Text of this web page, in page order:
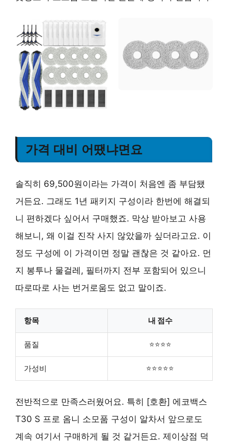
가격 대비 어땠냐면요
솔직히 69,500원이라는 가격이 처음엔 좀 부담됐
거든요. 그래도 1년 패키지 구성이라 한번에 해결되
니 편하겠다 싶어서 구매했죠. 막상 받아보고 사용
해보니, 왜 이걸 진작 사지 않았을까 싶더라고요. 이
정도 구성에 이 가격이면 정말 괜찮은 것 같아요. 먼
지 봉투나 물걸레, 필터까지 전부 포함되어 있으니
따로따로 사는 번거로움도 없고 말이죠.
항목 내 점수
품질 ⭐⭐⭐⭐
가성비 ⭐⭐⭐⭐⭐
전반적으로 만족스러웠어요. 특히 [호환] 에코백스
T30 S 프로 옴니 소모품 구성이 알차서 앞으로도
계속 여기서 구매하게 될 것 같거든요. 제이상점 덕